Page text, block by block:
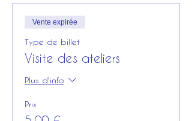
Vente expirée
Type de billet
Visite des ateliers
Plus d'info
Prix